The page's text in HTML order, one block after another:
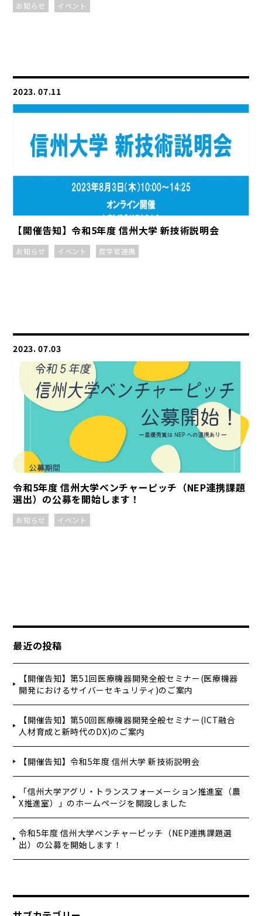
お知らせ イベント
2023. 07.11
【開催告知】令和5年度 信州大学 新技術説明会
お知らせ イベント 産学官連携
2023. 07.03
令和5年度 信州大学ベンチャーピッチ（NEP連携課題
選出）の公募を開始します！
お知らせ イベント
最近の投稿
【開催告知】第51回医療機器開発全般セミナー(医療機器
開発におけるサイバーセキュリティ)のご案内
【開催告知】第50回医療機器開発全般セミナー(ICT融合
人材育成と新時代のDX)のご案内
【開催告知】令和5年度 信州大学 新技術説明会
「信州大学アグリ・トランスフォーメーション推進室（農
X推進室）」のホームページを開設しました
令和5年度 信州大学ベンチャーピッチ（NEP連携課題選
出）の公募を開始します！